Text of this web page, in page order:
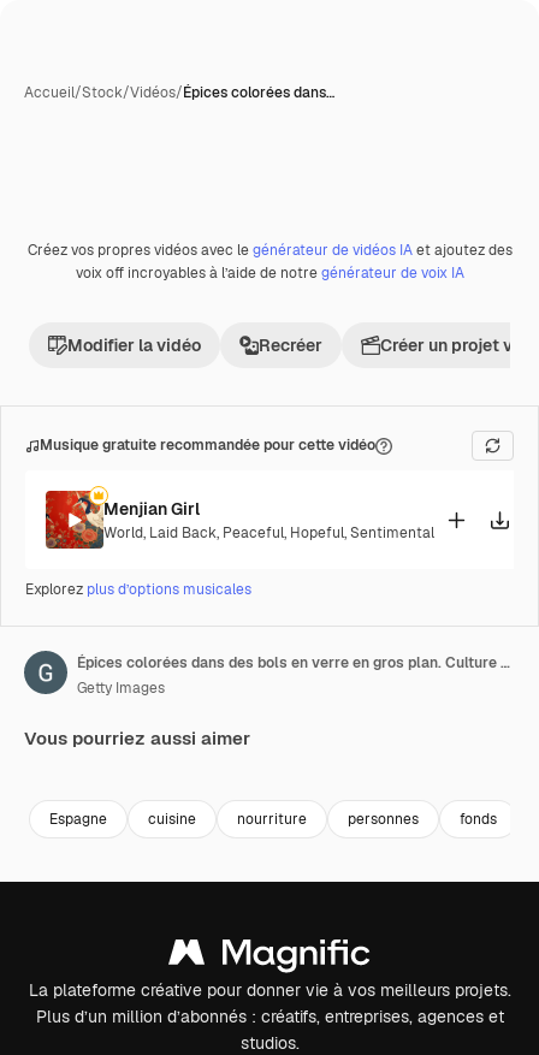
Accueil/Stock/Vidéos/Épices colorées dans…
Premium
Créez vos propres vidéos avec legénérateur de vidéos IAet ajoutez des
voix off incroyables à l’aide de notregénérateur de voix IA
Modifier la vidéo Recréer Créer un projet
Musique gratuite recommandée pour cette vidéo
Menjian Girl
World, Laid Back, Peaceful, Hopeful,Sentimental
Explorez plus d’options musicales
Épices colorées dans des bols en verre en gros plan. Culture moyen-orientale et arabe. Assaisonnement et saveurs. Poivre, coriandre, cannelle, curcuma, paprika, cumin. Différents types d'herbes séchées pour la cuisine
Getty Images
Vous pourriez aussi aimer
Espagne cuisine nourriture personnes fonds
La plateforme créative pour donner vie à vos meilleurs projets.
Plus d’un million d’abonnés : créatifs, entreprises, agences et
studios.